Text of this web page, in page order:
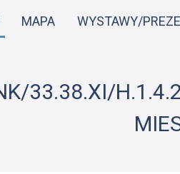
MAPA WYSTAWY/
33.38.XI/